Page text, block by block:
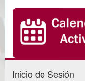
Inicio de Sesión